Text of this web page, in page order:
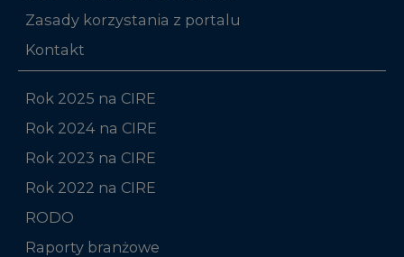
Zasady korzystania z portalu
Kontakt
Rok 2025 na CIRE
Rok 2024 na CIRE
Rok 2023 na CIRE
Rok 2022 na CIRE
RODO
Raporty branżowe